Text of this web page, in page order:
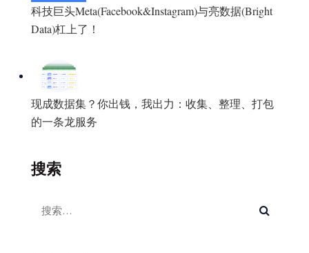
科技巨头Meta(Facebook&Instagram)与亮数据(Bright
Data)杠上了！
现成数据集？你出钱，我出力：收集、整理、打包
的一条龙服务
搜索